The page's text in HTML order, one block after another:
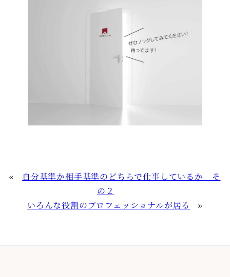
«
自分基準か相手基準のどちらで仕事しているか そ
の２
いろんな役割のプロフェッショナルが居る
»